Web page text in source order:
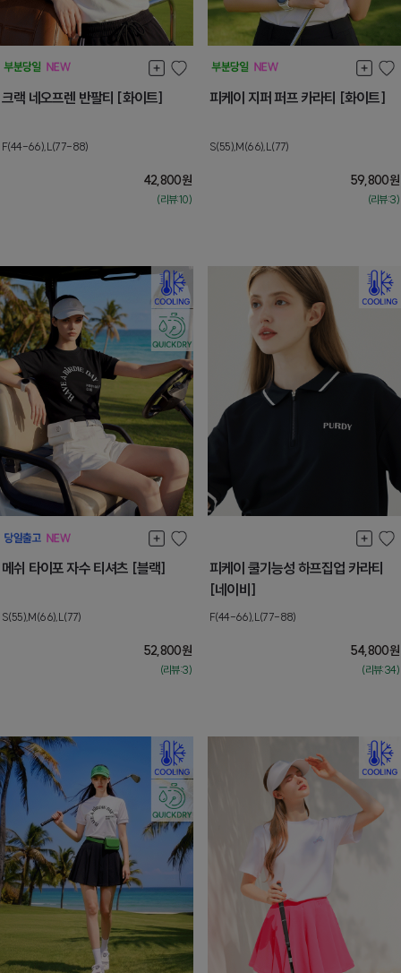
크랙 네오프렌 반팔티 [화이트]
F(44-66),L(77-88)
42,800원
(리뷰:10)
피케이 지퍼 퍼프 카라티 [화이트]
S(55),M(66),L(77)
59,800원
(리뷰:3)
메쉬 타이포 자수 티셔츠 [블랙]
S(55),M(66),L(77)
52,800원
(리뷰:3)
피케이 쿨기능성 하프집업 카라티
[네이비]
F(44-66),L(77-88)
54,800원
(리뷰:34)